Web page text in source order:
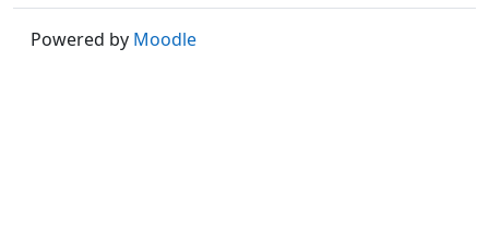
Powered by Moodle